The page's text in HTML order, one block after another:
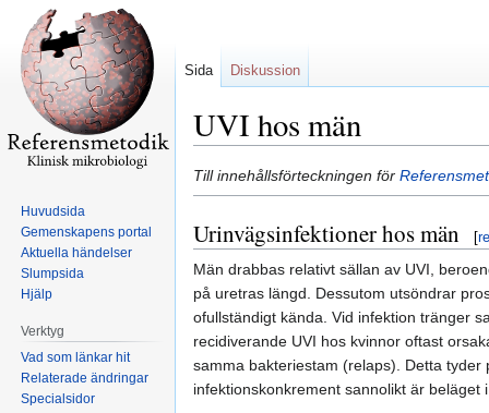
UVI hos män
Hoppa
till
navigering
Hoppa
till
sök
Till innehållsförteckningen för
Urinvägsinfektioner hos män [
Män drabbas relativt sällan av UVI,
på uretras längd. Dessutom utsöndrar
ofullständigt kända. Vid infektion tränger
recidiverande UVI hos kvinnor oftast
samma bakteriestam (relaps). Detta
infektionskonkrement sannolikt är beläget
Sida Diskussion
Huvudsida
Gemenskapens portal
Aktuella händelser
Slumpsida
Hjälp
Verktyg
Vad som länkar hit
Relaterade ändringar
Specialsidor